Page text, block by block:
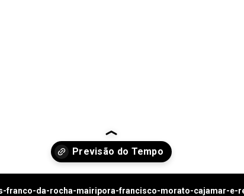
franco-da-rocha-mairipora-francisco-morato-cajamar-e-